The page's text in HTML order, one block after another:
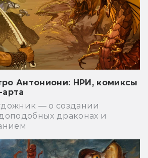
Антониони: НРИ, комиксы
— о создании
драконах и